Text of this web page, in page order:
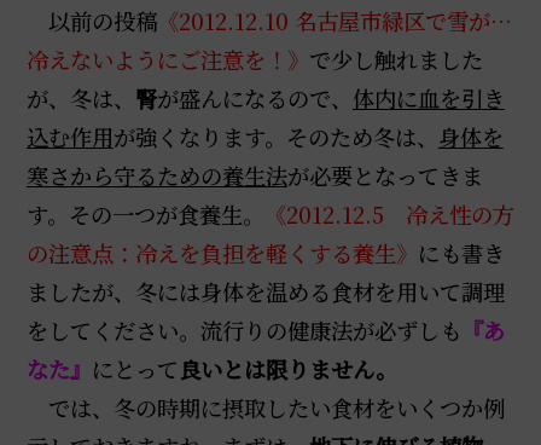
以前の投稿《2012.12.10 名古屋市緑区で雪が…
冷えないようにご注意を！》 で少し触れました
が、冬は、 腎が盛んになるので、 体内に血を引き
込む作用が強くなります。そのため冬は、 身体を
寒さから守るための養生法が必要となってきま
す。その一つが食養生。
《2012.12.5 冷え性の方
の注意点：冷えを負担を軽くする養生》 にも書き
ましたが、冬には身体を温める食材を用いて調理
をしてください。流行りの健康法が必ずしも 『あ
なた』 にとって良いとは限りません。
では、冬の時期に摂取したい食材をいくつか例